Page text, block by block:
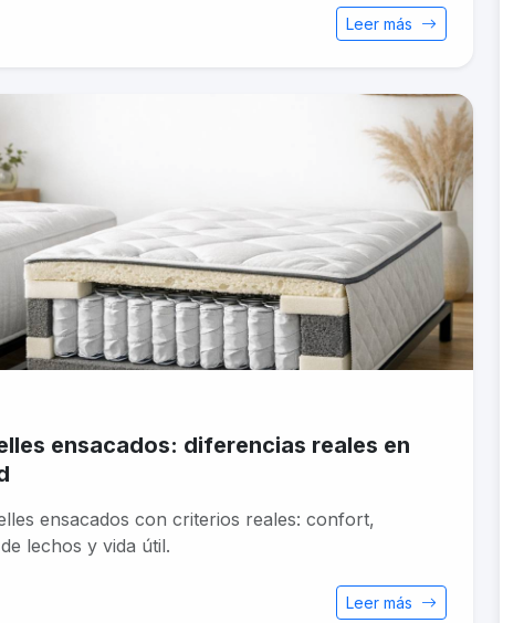
Leer más
ensacados: diferencias reales en
ensacados con criterios reales: confort,
lechos y vida útil.
Leer más